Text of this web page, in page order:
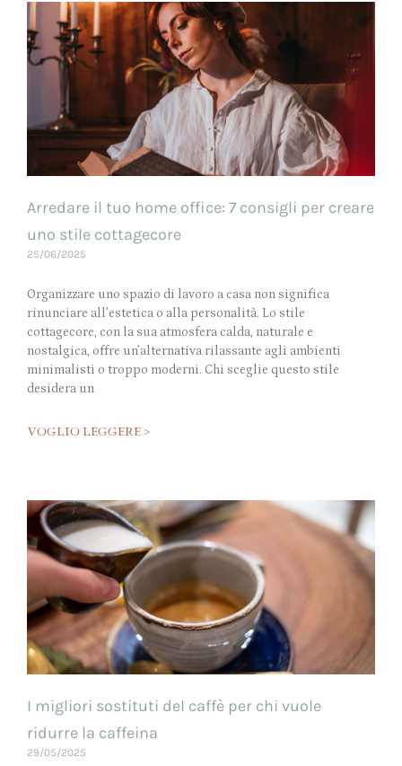
Arredare il tuo home office: 7 consigli per creare
uno stile cottagecore
25/06/2025
Organizzare uno spazio di lavoro a casa non significa
rinunciare all’estetica o alla personalità. Lo stile
cottagecore, con la sua atmosfera calda, naturale e
nostalgica, offre un’alternativa rilassante agli ambienti
minimalisti o troppo moderni. Chi sceglie questo stile
desidera un
VOGLIO LEGGERE >
I migliori sostituti del caffè per chi vuole
ridurre la caffeina
29/05/2025